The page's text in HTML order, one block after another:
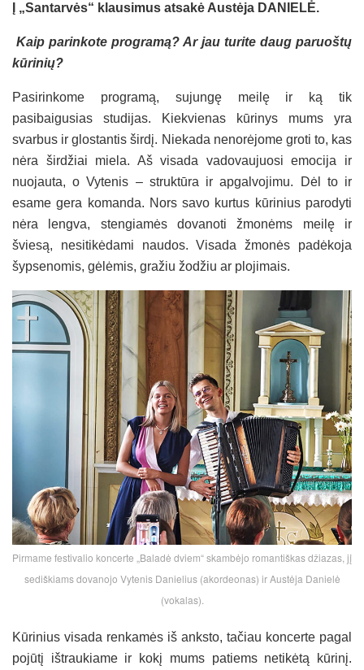
Į „Santarvės“ klausimus atsakė Austėja DANIELĖ.
Kaip parinkote programą? Ar jau turite daug paruoštų
kūrinių?
Pasirinkome programą, sujungę meilę ir ką tik
pasibaigusias studijas. Kiekvienas kūrinys mums yra
svarbus ir glostantis širdį. Niekada nenorėjome groti to, kas
nėra širdžiai miela. Aš visada vadovaujuosi emocija ir
nuojauta, o Vytenis – struktūra ir apgalvojimu. Dėl to ir
esame gera komanda. Nors savo kurtus kūrinius parodyti
nėra lengva, stengiamės dovanoti žmonėms meilę ir
šviesą, nesitikėdami naudos. Visada žmonės padėkoja
šypsenomis, gėlėmis, gražiu žodžiu ar plojimais.
Pirmame festivalio koncerte „Baladė dviem“ skambėjo romantiškas džiazas, jį
sediškiams dovanojo Vytenis Danielius (akordeonas) ir Austėja Danielė
(vokalas).
Kūrinius visada renkamės iš anksto, tačiau koncerte pagal
pojūtį ištraukiame ir kokį mums patiems netikėtą kūrinį.